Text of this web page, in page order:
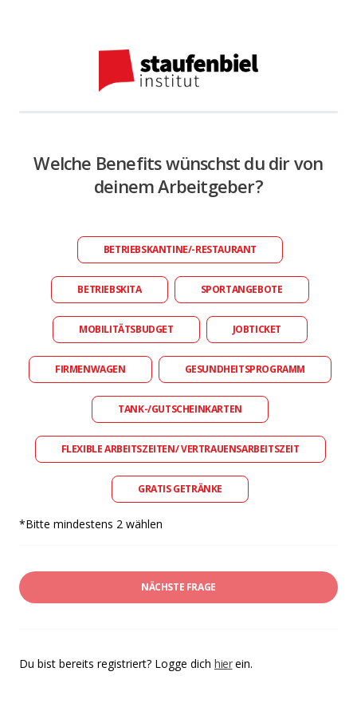
Welche Benefits wünschst du dir von
deinem Arbeitgeber?
BETRIEBSKANTINE/-RESTAURANT
BETRIEBSKITA SPORTANGEBOTE
MOBILITÄTSBUDGET JOBTICKET
FIRMENWAGEN GESUNDHEITSPROGRAMM
TANK-/GUTSCHEINKARTEN
FLEXIBLE ARBEITSZEITEN/ VERTRAUENSARBEITSZEIT
GRATIS GETRÄNKE
*Bitte mindestens 2 wählen
NÄCHSTE FRAGE
Du bist bereits registriert? Logge dich hierein.